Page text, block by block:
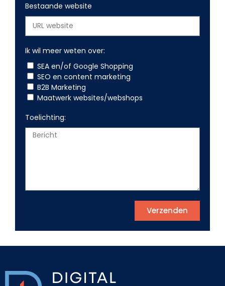
Bestaande website
Ik wil meer weten over:
SEA en/of Google Shopping
SEO en content marketing
B2B Marketing
Maatwerk websites/webshops
Toelichting:
Verzenden